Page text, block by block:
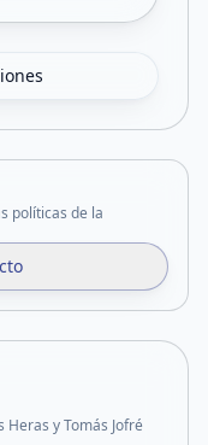
políticas de la
y Tomás Jofré